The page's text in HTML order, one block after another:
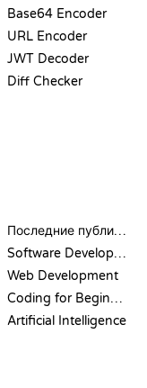
Base64 Encoder
URL Encoder
JWT Decoder
Diff Checker
Последние публикации
Software Development
Web Development
Coding for Beginners
Artificial Intelligence